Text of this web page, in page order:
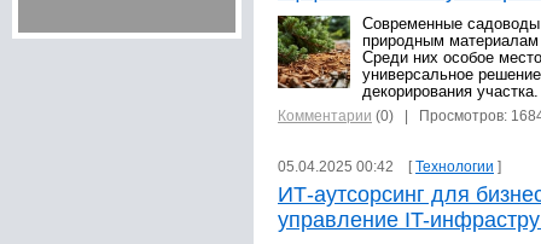
Современные
природным
Среди них особое
универсальное
декорирования
Комментарии (0) | Просмотров:
05.04.2025 00:42 [Технологии ]
ИТ-аутсорсинг для
управление IT-